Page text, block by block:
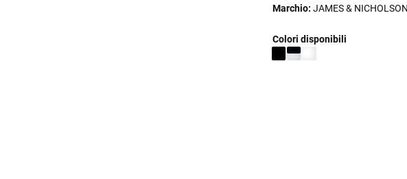
Marchio: JAMES &
Colori disponibili